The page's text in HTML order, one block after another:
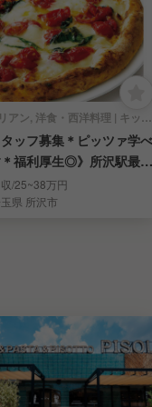
イタリアン, 洋食・西洋料理 | キッチンスタッフ
タッフ募集＊ピッツァ学べ
＊福利厚生◎》所沢駅最寄
気イタリアン
収/25~38万円
県 所沢市